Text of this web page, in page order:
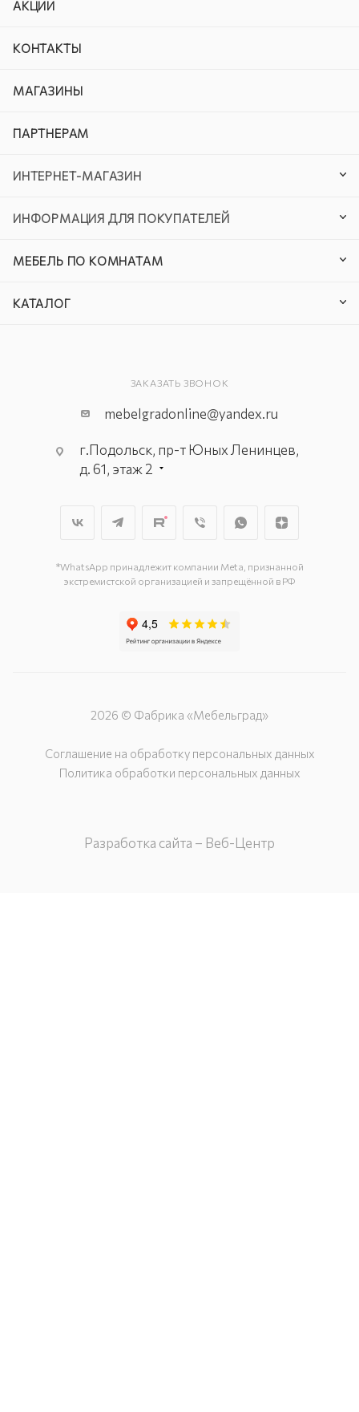
АКЦИИ
КОНТАКТЫ
МАГАЗИНЫ
ПАРТНЕРАМ
ИНТЕРНЕТ-МАГАЗИН
ИНФОРМАЦИЯ ДЛЯ ПОКУПАТЕЛЕЙ
МЕБЕЛЬ ПО КОМНАТАМ
КАТАЛОГ
ЗАКАЗАТЬ ЗВОНОК
mebelgradonline@yandex.ru
г.Подольск, пр-т Юных Ленинцев,
д. 61, этаж 2
г. Подольск, ул. Станционная, д. 11
*WhatsApp принадлежит компании Meta, признанной
экстремистской организацией и запрещённой в РФ
2026 © Фабрика «Мебельград»
Соглашение на обработку персональных данных
Политика обработки персональных данных
Разработка сайта – Веб-Центр